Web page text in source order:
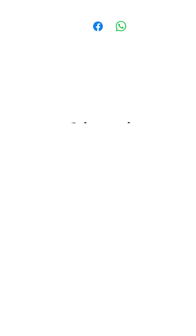
Suivez-moi